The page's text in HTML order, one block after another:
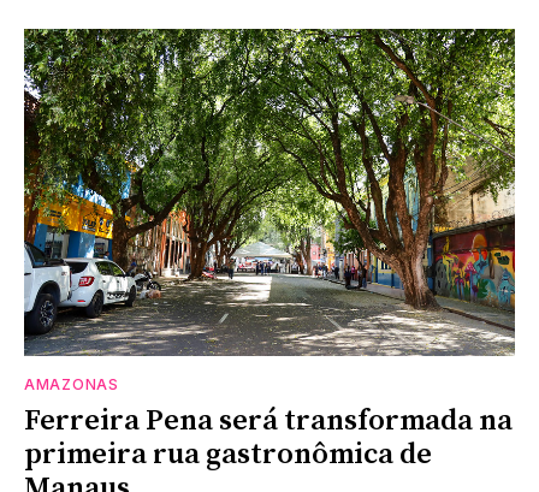
AMAZONAS
Ferreira Pena será transformada na
primeira rua gastronômica de